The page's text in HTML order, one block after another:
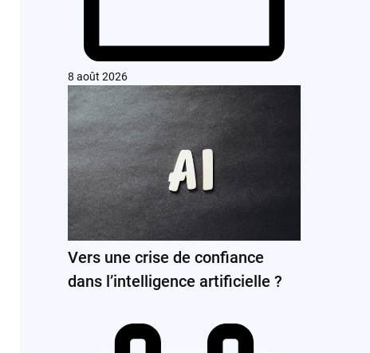
8 août 2026
Vers une crise de confiance
dans l’intelligence artificielle ?